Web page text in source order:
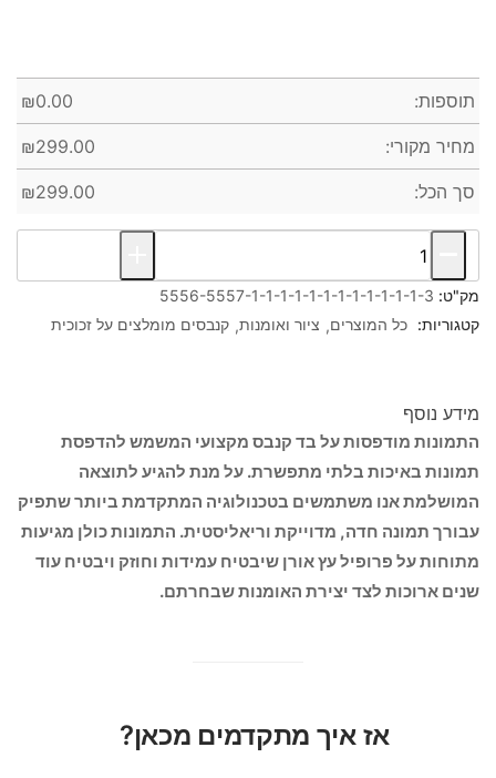
תוספות: ₪0.00
מחיר מקורי: ₪299.00
סך הכל: ₪299.00
מק"ט: 5556-5557-1-1-1-1-1-1-1-1-1-1-1-1-3
קטגוריות: כל המוצרים ציור ואומנות קנבסים מומלצים על זכוכית
מידע נוסף
התמונות מודפסות על בד קנבס מקצועי המשמש להדפסת
תמונות באיכות בלתי מתפשרת. על מנת להגיע לתוצאה
המושלמת אנו משתמשים בטכנולוגיה המתקדמת ביותר שתפיק
עבורך תמונה חדה, מדוייקת וריאליסטית. התמונות כולן מגיעות
מתוחות על פרופיל עץ אורן שיבטיח עמידות וחוזק ויבטיח עוד
שנים ארוכות לצד יצירת האומנות שבחרתם.
אז איך מתקדמים מכאן?